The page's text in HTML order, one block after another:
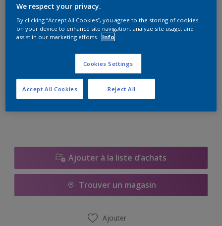
Format
Quantité
Ajouter à la liste d’achats
Trouver un magasin
Ajouter
We respect your privacy.
By clicking “Accept All Cookies”, you agree to the storing of cookies
on your device to enhance site navigation, analyze site usage, and
assist in our marketing efforts.
Info
Cookies Settings
Reject All
Accept All Cookies